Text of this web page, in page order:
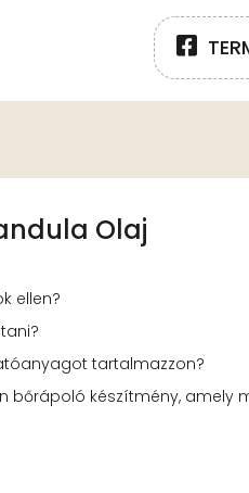
Olaj
ellen?
tartalmazzon?
bőrápoló készítmény,